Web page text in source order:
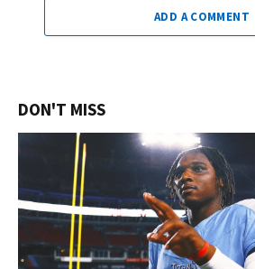
ADD A COMMENT
DON'T MISS